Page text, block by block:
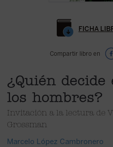
FICHA
Compartir libro en
¿Quién decide
los hombres?
Invitación a la lectura de
Grossman
Marcelo López Cambronero